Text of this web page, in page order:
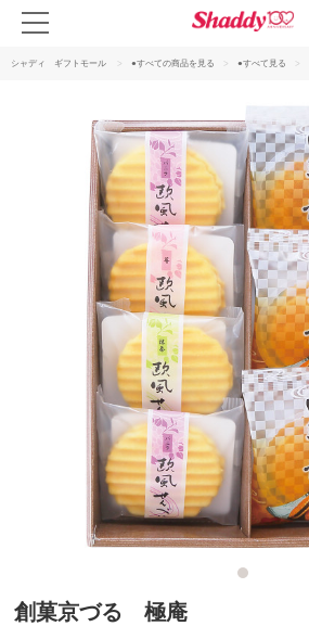
シャディ ギフトモール ●すべての商品を見る ●すべて見る
創菓京づる 極庵